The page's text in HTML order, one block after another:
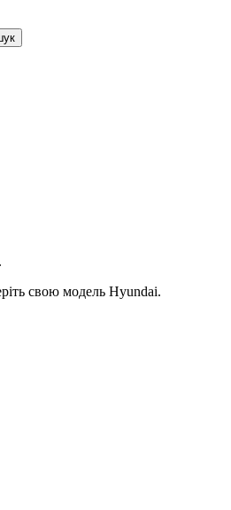
свою модель Hyundai.